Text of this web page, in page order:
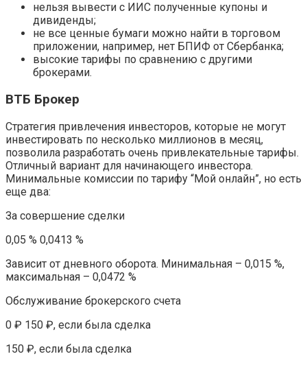
нельзя вывести с ИИС полученные купоны и
дивиденды;
не все ценные бумаги можно найти в торговом
приложении, например, нет БПИФ от Сбербанка;
высокие тарифы по сравнению с другими
брокерами.
ВТБ Брокер
Стратегия привлечения инвесторов, которые не могут
инвестировать по несколько миллионов в месяц,
позволила разработать очень привлекательные тарифы.
Отличный вариант для начинающего инвестора.
Минимальные комиссии по тарифу “Мой онлайн”, но есть
еще два:
За совершение сделки
0,05 % 0,0413 %
Зависит от дневного оборота. Минимальная – 0,015 %,
максимальная – 0,0472 %
Обслуживание брокерского счета
0 ₽ 150 ₽, если была сделка
150 ₽, если была сделка